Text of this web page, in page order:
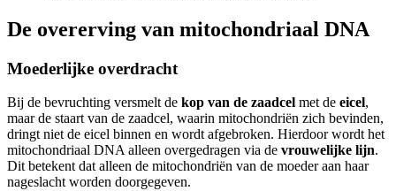
De overerving van mitochondriaal DNA
Moederlijke overdracht
Bij de bevruchting versmelt de kop van de zaadcel met de eicel,
maar de staart van de zaadcel, waarin mitochondriën zich bevinden,
dringt niet de eicel binnen en wordt afgebroken. Hierdoor wordt het
mitochondriaal DNA alleen overgedragen via de vrouwelijke lijn.
Dit betekent dat alleen de mitochondriën van de moeder aan haar
nageslacht worden doorgegeven.